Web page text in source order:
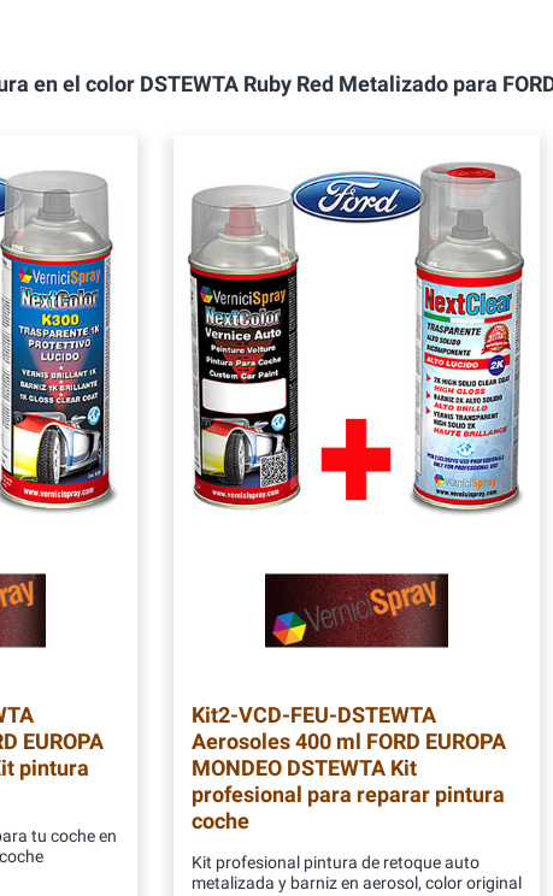
en el color DSTEWTA Ruby Red Metalizado para FORD
EUROPA
pintura
tu coche en
Kit2-VCD-FEU-DSTEWTA
Aerosoles 400 ml FORD EUROPA
MONDEO DSTEWTA Kit
profesional para reparar pintura
coche
Kit profesional pintura de retoque auto
metalizada y barniz en aerosol, color original